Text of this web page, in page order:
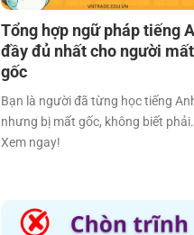
Tổng hợp ngữ pháp tiếng
đầy đủ nhất cho người mất
gốc
Bạn là người đã từng học tiếng
nhưng bị mất gốc, không biết phải.
Xem ngay!